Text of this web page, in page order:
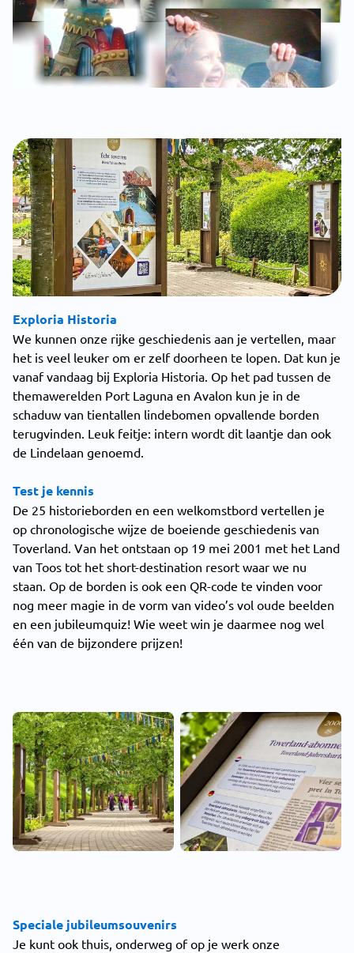
Exploria Historia
We kunnen onze rijke geschiedenis aan je vertellen, maar
het is veel leuker om er zelf doorheen te lopen. Dat kun je
vanaf vandaag bij Exploria Historia. Op het pad tussen de
themawerelden Port Laguna en Avalon kun je in de
schaduw van tientallen lindebomen opvallende borden
terugvinden. Leuk feitje: intern wordt dit laantje dan ook
de Lindelaan genoemd.
Test je kennis
De 25 historieborden en een welkomstbord vertellen je
op chronologische wijze de boeiende geschiedenis van
Toverland. Van het ontstaan op 19 mei 2001 met het Land
van Toos tot het short-destination resort waar we nu
staan. Op de borden is ook een QR-code te vinden voor
nog meer magie in de vorm van video’s vol oude beelden
en een jubileumquiz! Wie weet win je daarmee nog wel
één van de bijzondere prijzen!
Speciale jubileumsouvenirs
Je kunt ook thuis, onderweg of op je werk onze